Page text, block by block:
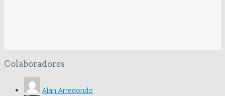
Colaboradores
Alan Arredondo